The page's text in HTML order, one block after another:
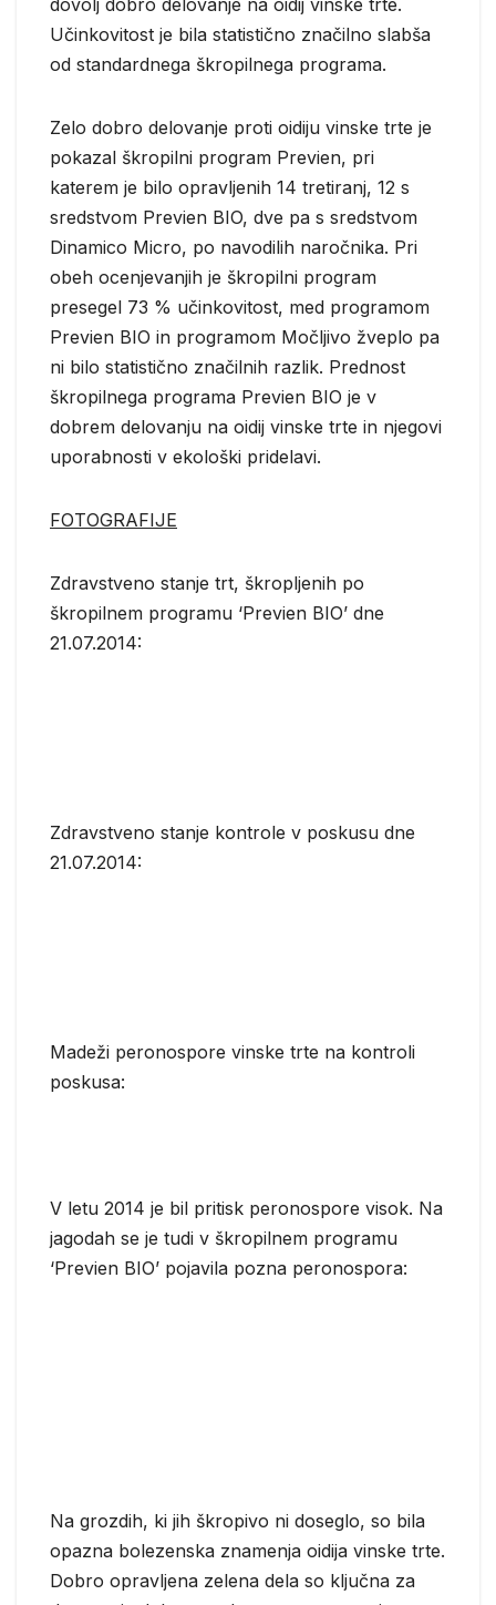
Učinkovitost je bila statistično značilno slabša
od standardnega škropilnega programa.
Zelo dobro delovanje proti oidiju vinske trte je
pokazal škropilni program Previen, pri
katerem je bilo opravljenih 14 tretiranj, 12 s
sredstvom Previen BIO, dve pa s sredstvom
Dinamico Micro, po navodilih naročnika. Pri
obeh ocenjevanjih je škropilni program
presegel 73 % učinkovitost, med programom
Previen BIO in programom Močljivo žveplo pa
ni bilo statistično značilnih razlik. Prednost
škropilnega programa Previen BIO je v
dobrem delovanju na oidij vinske trte in njegovi
uporabnosti v ekološki pridelavi.
FOTOGRAFIJE
Zdravstveno stanje trt, škropljenih po
škropilnem programu ‘Previen BIO’ dne
21.07.2014:
Zdravstveno stanje kontrole v poskusu dne
21.07.2014:
Madeži peronospore vinske trte na kontroli
poskusa:
V letu 2014 je bil pritisk peronospore visok. Na
jagodah se je tudi v škropilnem programu
‘Previen BIO’ pojavila pozna peronospora:
Na grozdih, ki jih škropivo ni doseglo, so bila
opazna bolezenska znamenja oidija vinske trte.
Dobro opravljena zelena dela so ključna za